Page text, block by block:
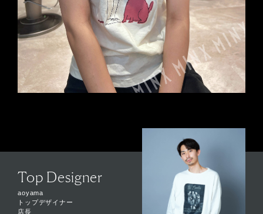
Top Designer
aoyama
トップデザイナー
店長